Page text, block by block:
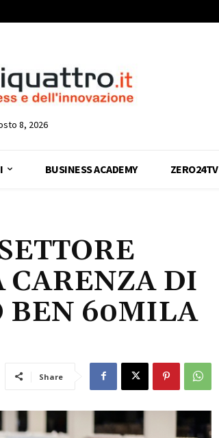
8, 2026
BUSINESS ACADEMY ZERO24TV
CARENZA DI
BEN 60MILA
Share